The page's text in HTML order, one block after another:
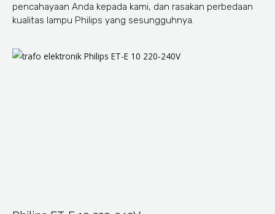
pencahayaan Anda kepada kami, dan rasakan perbedaan
kualitas lampu Philips yang sesungguhnya.